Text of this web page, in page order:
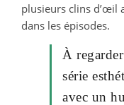
plusieurs clins d’œil
dans les épisodes.
À
série
avec un